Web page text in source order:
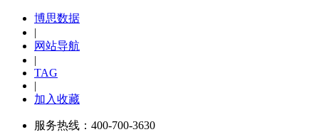
博思数据
|
网站导航
|
TAG
|
加入收藏
服务热线：400-700-3630